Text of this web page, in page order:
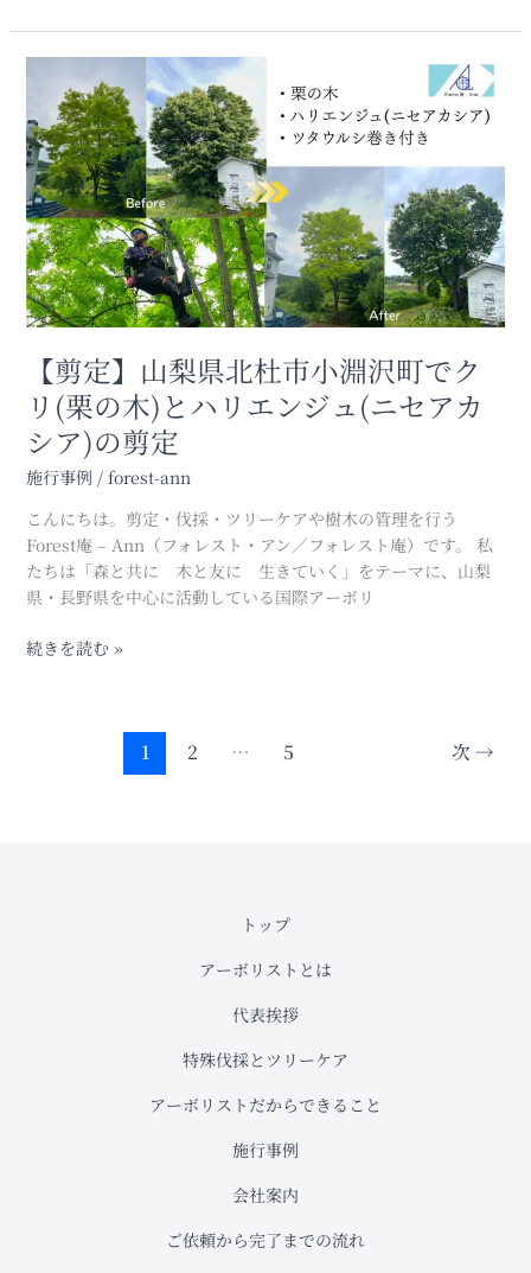
町
【剪定】山梨県北杜市小淵沢町でク
リ(栗の木)とハリエンジュ(ニセアカ
シア)の剪定
施行事例 / forest-ann
こんにちは。剪定・伐採・ツリーケアや樹木の管理を行う
Forest庵 – Ann（フォレスト・アン／フォレスト庵）です。 私
たちは「森と共に 木と友に 生きていく」をテーマに、山梨
県・長野県を中心に活動している国際アーボリ
山
梨
県
北
杜
市
小
淵
沢
ク
リ
(栗
の
木)
と
ハ
リ
ン
続きを読む »
1 2 … 5 次→
トップ
アーボリストとは
代表挨拶
特殊伐採とツリーケア
アーボリストだからできること
施行事例
会社案内
ご依頼から完了までの流れ